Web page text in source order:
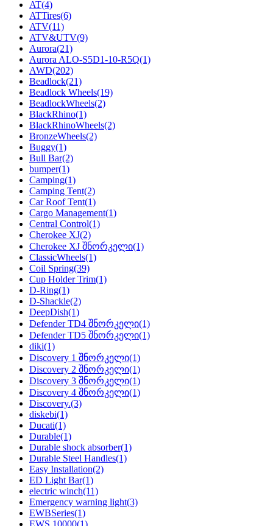
AT(4)
ATTires(6)
ATV(11)
ATV&UTV(9)
Aurora(21)
Aurora ALO-S5D1-10-R5Q(1)
AWD(202)
Beadlock(21)
Beadlock Wheels(19)
BeadlockWheels(2)
BlackRhino(1)
BlackRhinoWheels(2)
BronzeWheels(2)
Buggy(1)
Bull Bar(2)
bumper(1)
Camping(1)
Camping Tent(2)
Car Roof Tent(1)
Cargo Management(1)
Central Control(1)
Cherokee XJ(2)
Cherokee XJ შნორკელი(1)
ClassicWheels(1)
Coil Spring(39)
Cup Holder Trim(1)
D-Ring(1)
D-Shackle(2)
DeepDish(1)
Defender TD4 შნორკელი(1)
Defender TD5 შნორკელი(1)
diki(1)
Discovery 1 შნორკელი(1)
Discovery 2 შნორკელი(1)
Discovery 3 შნორკელი(1)
Discovery 4 შნორკელი(1)
Discovery.(3)
diskebi(1)
Ducati(1)
Durable(1)
Durable shock absorber(1)
Durable Steel Handles(1)
Easy Installation(2)
ED Light Bar(1)
electric winch(11)
Emergency warning light(3)
EWBSeries(1)